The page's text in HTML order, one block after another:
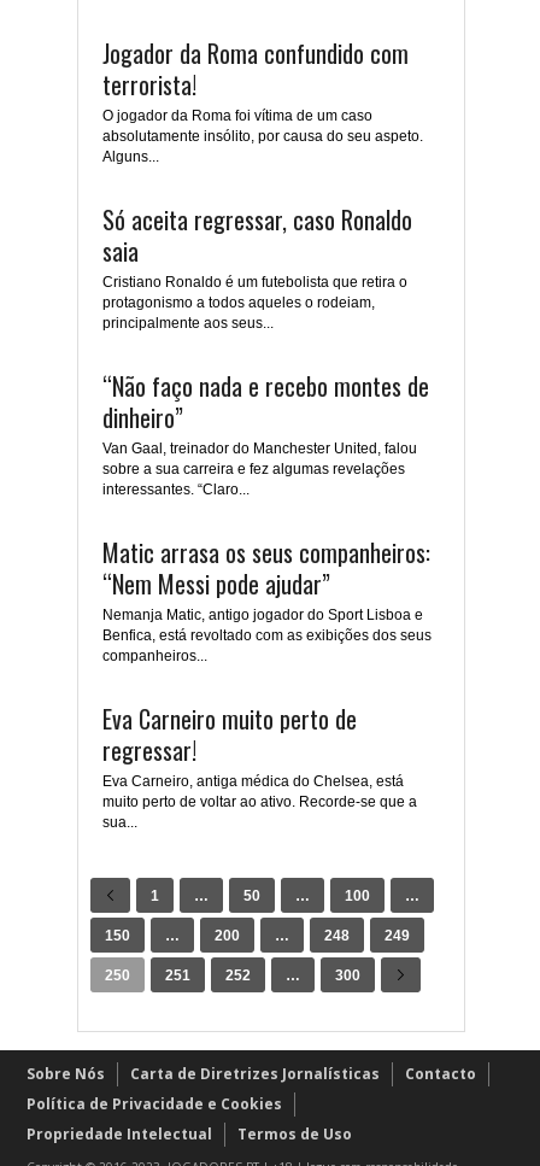
Jogador da Roma confundido com
terrorista!
O jogador da Roma foi vítima de um caso
absolutamente insólito, por causa do seu aspeto.
Alguns...
Só aceita regressar, caso Ronaldo
saia
Cristiano Ronaldo é um futebolista que retira o
protagonismo a todos aqueles o rodeiam,
principalmente aos seus...
“Não faço nada e recebo montes de
dinheiro”
Van Gaal, treinador do Manchester United, falou
sobre a sua carreira e fez algumas revelações
interessantes. “Claro...
Matic arrasa os seus companheiros:
“Nem Messi pode ajudar”
Nemanja Matic, antigo jogador do Sport Lisboa e
Benfica, está revoltado com as exibições dos seus
companheiros...
Eva Carneiro muito perto de
regressar!
Eva Carneiro, antiga médica do Chelsea, está
muito perto de voltar ao ativo. Recorde-se que a
sua...
1 … 50 … 100 …
150 … 200 … 248 249
250 251 252 … 300
Sobre Nós Carta de Diretrizes Jornalísticas
Contacto
Política de Privacidade e Cookies
Propriedade Intelectual
Termos de Uso